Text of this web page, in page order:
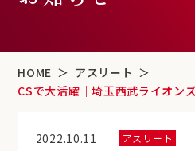
HOME
アスリート
CSで大活躍｜埼玉西武ライオン
2022.10.11 アスリート